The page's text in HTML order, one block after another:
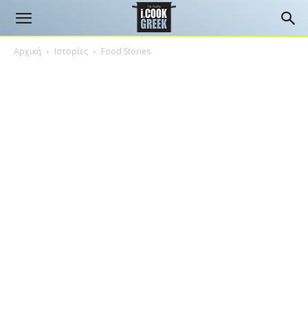
Αρχική Ιστορίες Food Stories